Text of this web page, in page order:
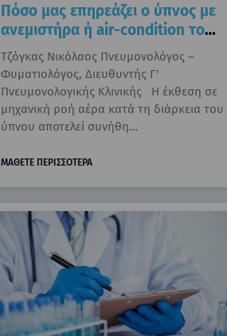
Πόσο μας επηρεάζει ο ύπνος με
ανεμιστήρα ή air-condition το
καλοκαίρι
Τζόγκας Νικόλαος Πνευμονολόγος –
Φυματιολόγος, Διευθυντής Γ'
Πνευμονολογικής Κλινικής Η έκθεση σε
μηχανική ροή αέρα κατά τη διάρκεια του
ύπνου αποτελεί συνήθη…
ΜΑΘΕΤΕ ΠΕΡΙΣΣΟΤΕΡΑ